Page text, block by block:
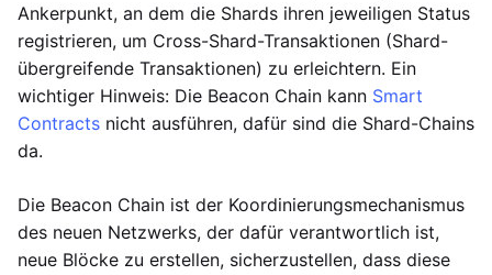
Ankerpunkt, an dem die Shards ihren jeweiligen Status
registrieren, um Cross-Shard-Transaktionen (Shard-
übergreifende Transaktionen) zu erleichtern. Ein
wichtiger Hinweis: Die Beacon Chain kann Smart
Contracts nicht ausführen, dafür sind die Shard-Chains
da.
Die Beacon Chain ist der Koordinierungsmechanismus
des neuen Netzwerks, der dafür verantwortlich ist,
neue Blöcke zu erstellen, sicherzustellen, dass diese